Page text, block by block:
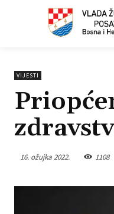
VIJESTI
16. ožujka 2022. 1108